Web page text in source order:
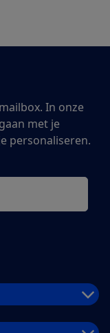
In onze
met je
personaliseren.